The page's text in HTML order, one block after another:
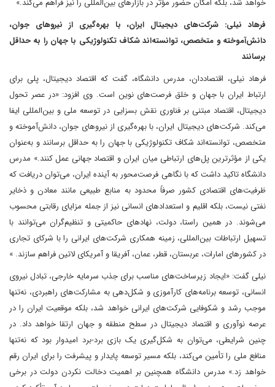
خواهد شد، بلکه امکان حضور مؤثر در بازارهای بین‌المللی را نیز فراهم می‌کند.»
فرهاد نیلی: شرکت‌های دیجیتال ایران، با بهره‌گیری از نیروهای جوان،
دانش‌آموخته و متخصص، توانسته‌اند شکاف تکنولوژیکی با جهان را به حداقل
برسانند
فرهاد نیلی، اقتصاددان، مدرس دانشگاه، گفت که اقتصاد دیجیتال، پلی برای
ارتباط ایران با جهان و خلق فرصت‌های نوین است. وی افزود: «در عصر تحول
دیجیتال، اقتصاد مبتنی بر فناوری نقش بسزایی در توسعه ملی و بین‌المللی ایفا
می‌کند. شرکت‌های دیجیتال ایران، با بهره‌گیری از نیروهای جوان، دانش‌آموخته و
متخصص، توانسته‌اند شکاف تکنولوژیکی با جهان را به حداقل برسانند و به‌عنوان
یکی از مؤثرترین پل‌های ارتباطی میان ایران و اقتصاد جهانی عمل کنند.» مدرس
دانشگاه تاکید داشت که با نگاهی فرصت‌محور به آینده ایران، می‌توان دریافت که
ظرفیت‌های اقتصادی کشور صرفاً محدود به منابع طبیعی مانند معادن و ذخایر
نفتی نیست، بلکه اقلیم و استعدادهای انسانی نیز از جمله مزایای رقابتی محسوب
می‌شوند. در همین راستا، دولت، نهادهای حاکمیتی و تنظیم‌گران می‌توانند با
تسهیل ارتباطات بین‌المللی، زمینه همکاری شرکت‌های ایرانی را با شرکای تجاری
در کشورهای امارات، عربستان، قطر، عمان، آفریقا و آمریکای لاتین فراهم سازند. »
نیلی گفت: «ایجاد زیرساخت‌های مناسب برای جذب سرمایه خارجی، تبادل نیروی
انسانی، توسعه برنامه‌های کارآموزی و شکل‌دهی به مشارکت‌های راهبردی، نه‌تنها
موجب رشد و شکوفایی شرکت‌های ایرانی خواهد شد، بلکه موقعیت ایران را در
عرصه نوآوری و اقتصاد دیجیتال در سطح منطقه و جهان ارتقا خواهد داد. در
چنین شرایطی، می‌توان به شکل‌گیری یک بازی برد-برد امیدوار بود که نه‌تنها
منافع ملی را تأمین می‌کند، بلکه مسیر توسعه پایدار و پیشرفت را برای ایران رقم
خواهد زد.» مدرس دانشگاه همچنین بر اهمیت دخالت نکردن دولت در برخی